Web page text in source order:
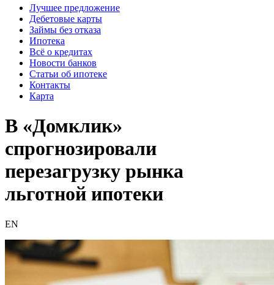
Меню Лучшее предложение
Дебетовые карты
Займы без отказа
Ипотека
Всё о кредитах
Новости банков
Статьи об ипотеке
Контакты
Карта
В «Домклик»
спрогнозировали
перезагрузку рынка
льготной ипотеки
EN